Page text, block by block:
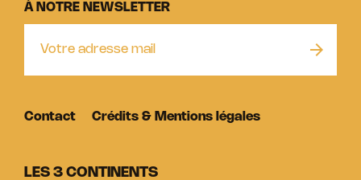
LES 3 CONTINENTS
À NOTRE NEWSLETTER
Contact Crédits & Mentions légales